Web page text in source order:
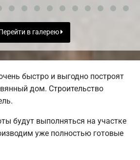
в галерею
быстро и выгодно построят
дом. Строительство
будут выполняться на участке
уже полностью готовые